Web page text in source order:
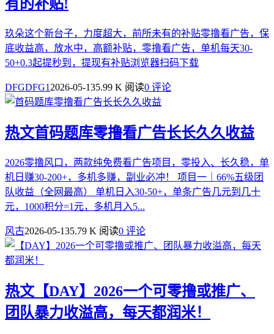
有的补贴!
玖朵这个新台子，力度超大，前所未有的补贴零撸看广告，保
底收益高，放水中，高额补贴，零撸看广告，单机每天30-
50+0.3起提秒到，提现有补贴浏览器扫码下载
DFGDFG1 2026-05-135.99 K 阅读0 评论
热文首码题库零撸看广告长长久久收益
2026零撸风口，两款纯免费看广告项目，零投入、长久稳，单
机日赚30-200+，多机多赚，副业必冲！ 项目一｜66%五级团
队收益（全网最高） 单机日入30-50+，单条广告几元到几十
元，1000积分=1元，多机月入5...
风古2026-05-135.79 K 阅读0 评论
热文 【DAY】2026一个可零撸或推广、
团队暴力收溢高，每天都润米！